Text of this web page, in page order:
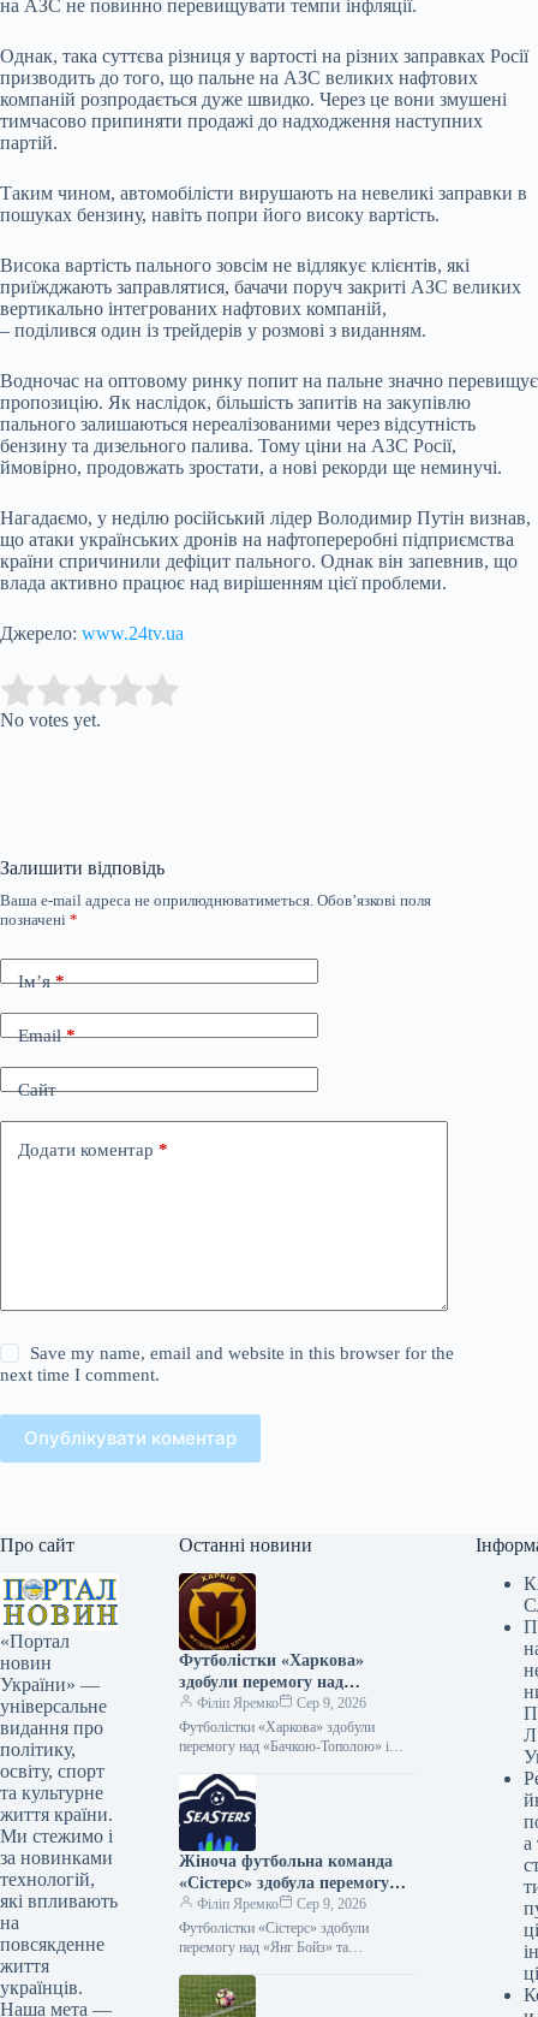
на АЗС не повинно перевищувати темпи інфляції.
Однак, така суттєва різниця у вартості на різних заправках Росії
призводить до того, що пальне на АЗС великих нафтових
компаній розпродається дуже швидко. Через це вони змушені
тимчасово припиняти продажі до надходження наступних
партій.
Таким чином, автомобілісти вирушають на невеликі заправки в
пошуках бензину, навіть попри його високу вартість.
Висока вартість пального зовсім не відлякує клієнтів, які
приїжджають заправлятися, бачачи поруч закриті АЗС великих
вертикально інтегрованих нафтових компаній,
– поділився один із трейдерів у розмові з виданням.
Водночас на оптовому ринку попит на пальне значно перевищує
пропозицію. Як наслідок, більшість запитів на закупівлю
пального залишаються нереалізованими через відсутність
бензину та дизельного палива. Тому ціни на АЗС Росії,
ймовірно, продовжать зростати, а нові рекорди ще неминучі.
Нагадаємо, у неділю російський лідер Володимир Путін визнав,
що атаки українських дронів на нафтопереробні підприємства
країни спричинили дефіцит пального. Однак він запевнив, що
влада активно працює над вирішенням цієї проблеми.
Джерело: www.24tv.ua
Rate this item:
No votes yet.
Залишити відповідь
Ваша e-mail адреса не оприлюднюватиметься. Обов’язкові поля
позначені *
Ім’я*
Email*
Сайт
Додати коментар *
Save my name, email and website in this browser for the
next time I comment.
Опублікувати коментар
Про сайт
«Портал
новин
України» —
універсальне
видання про
політику,
освіту, спорт
та культурне
життя країни.
Ми стежимо і
за новинками
технологій,
які впливають
на
повсякденне
життя
українців.
Наша мета —
Останні новини
Футболістки «Харкова»
здобули перемогу над
«Бачкою-Тополою» і
братимуть участь у Кубку
Європи
Філіп Яремко
Сер 9, 2026
Футболістки «Харкова» здобули
перемогу над «Бачкою-Тополою» і
08.08.2026 17:53 Укрінформ
Українська жіноча футбольна команда
«Харків» здобула…
Жіноча футбольна команда
«Сістерс» здобула перемогу
над «Янг Бойз» і вийшла до
Європейського кубка.
Філіп Яремко
Сер 9, 2026
Футболістки «Сістерс» здобули
перемогу над «Янг Бойз» та
08.08.2026 18:17 Укрінформ
Віцечемпіонки України з футболу,…
Л
а
ці